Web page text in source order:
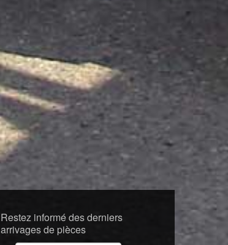
Restez informé des derniers
arrivages de pièces